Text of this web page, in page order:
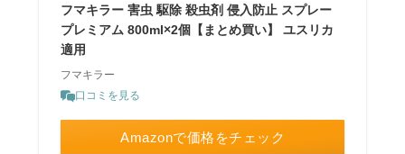
フマキラー 害虫 駆除 殺虫剤 侵入防止 スプレー
プレミアム 800ml×2個【まとめ買い】 ユスリカ
適用
フマキラー
口コミを見る
Amazonで価格をチェック